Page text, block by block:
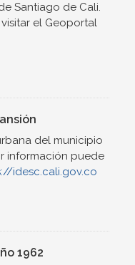
Santiago de Cali.
el Geoportal
del municipio
información puede
idesc.cali.gov.co
1962